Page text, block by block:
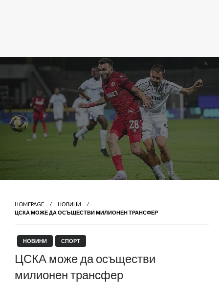
HOMEPAGE
НОВИНИ
ЦСКА МОЖЕ ДА ОСЪЩЕСТВИ МИЛИОНЕН ТРАНСФЕР
НОВИНИ СПОРТ
ЦСКА може да осъществи
милионен трансфер